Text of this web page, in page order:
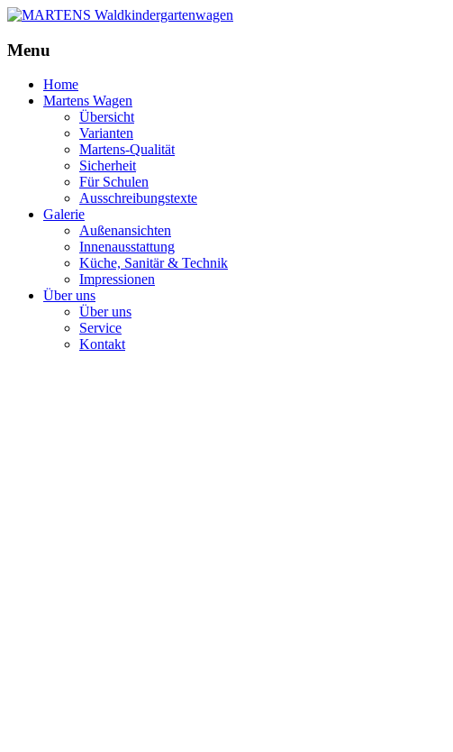
Waldkindergartenwagen
Menu
Home
Martens Wagen
Übersicht
Varianten
Martens-Qualität
Sicherheit
Für Schulen
Ausschreibungstexte
Galerie
Außenansichten
Innenausstattung
Küche, Sanitär & Technik
Impressionen
Über uns
Über uns
Service
Kontakt